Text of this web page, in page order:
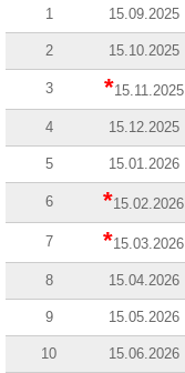
1 15.09.2025
2 15.10.2025
3 *15.11.2025
4 15.12.2025
5 15.01.2026
6 *15.02.2026
7 *15.03.2026
8 15.04.2026
9 15.05.2026
10 15.06.2026